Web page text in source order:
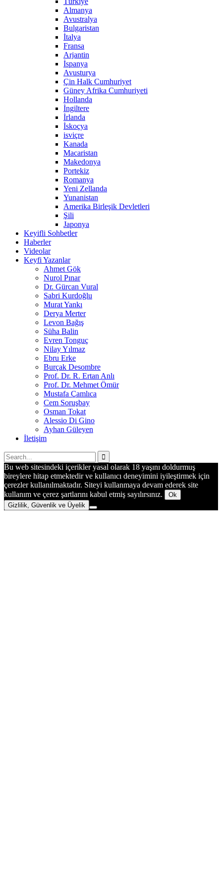
Almanya
Avustralya
Bulgaristan
İtalya
Fransa
Arjantin
İspanya
Avusturya
Çin Halk Cumhuriyet
Güney Afrika Cumhuriyeti
Hollanda
İngiltere
İrlanda
İskoçya
isviçre
Kanada
Macaristan
Makedonya
Portekiz
Romanya
Yeni Zellanda
Yunanistan
Amerika Birleşik Devletleri
Şili
Japonya
Keyifli Sohbetler
Haberler
Videolar
Keyfi Yazanlar
Ahmet Gök
Nurol Pınar
Dr. Gürcan Vural
Sabri Kurdoğlu
Murat Yankı
Derya Merter
Levon Bağış
Süha Balin
Evren Tonguç
Nilay Yılmaz
Ebru Erke
Burçak Desombre
Prof. Dr. R. Ertan Anlı
Prof. Dr. Mehmet Ömür
Mustafa Çamlıca
Cem Soruşbay
Osman Tokat
Alessio Di Gino
Ayhan Güleyen
İletişim
Bu web sitesindeki içerikler yasal olarak 18 yaşını doldurmuş
bireylere hitap etmektedir ve kullanıcı deneyimini iyileştirmek için
çerezler kullanılmaktadır. Siteyi kullanmaya devam ederek site
kullanım ve çerez şartlarını kabul etmiş sayılırsınız.
Ok
Gizlilik, Güvenlik ve Üyelik